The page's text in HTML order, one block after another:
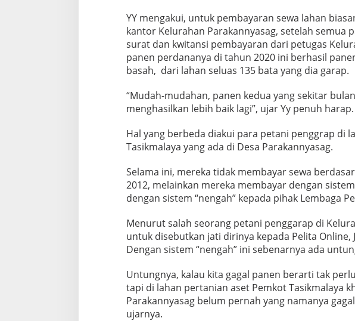
YY mengakui, untuk pembayaran sewa lahan
kantor Kelurahan Parakannyasag, setelah semua
surat dan kwitansi pembayaran dari petugas
panen perdananya di tahun 2020 ini berhasil
basah, dari lahan seluas 135 bata yang dia garap.
“Mudah-mudahan, panen kedua yang sekitar
menghasilkan lebih baik lagi”, ujar Yy penuh harap.
Hal yang berbeda diakui para petani penggrap di
Tasikmalaya yang ada di Desa Parakannyasag.
Selama ini, mereka tidak membayar sewa
2012, melainkan mereka membayar dengan
dengan sistem “nengah” kepada pihak Lembaga
Menurut salah seorang petani penggarap di
untuk disebutkan jati dirinya kepada Pelita Online,
Dengan sistem “nengah” ini sebenarnya ada
Untungnya, kalau kita gagal panen berarti tak
tapi di lahan pertanian aset Pemkot Tasikmalaya
Parakannyasag belum pernah yang namanya
ujarnya.